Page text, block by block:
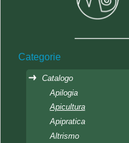
Categorie
Catalogo
Apilogia
Apicultura
Apipratica
Altrismo